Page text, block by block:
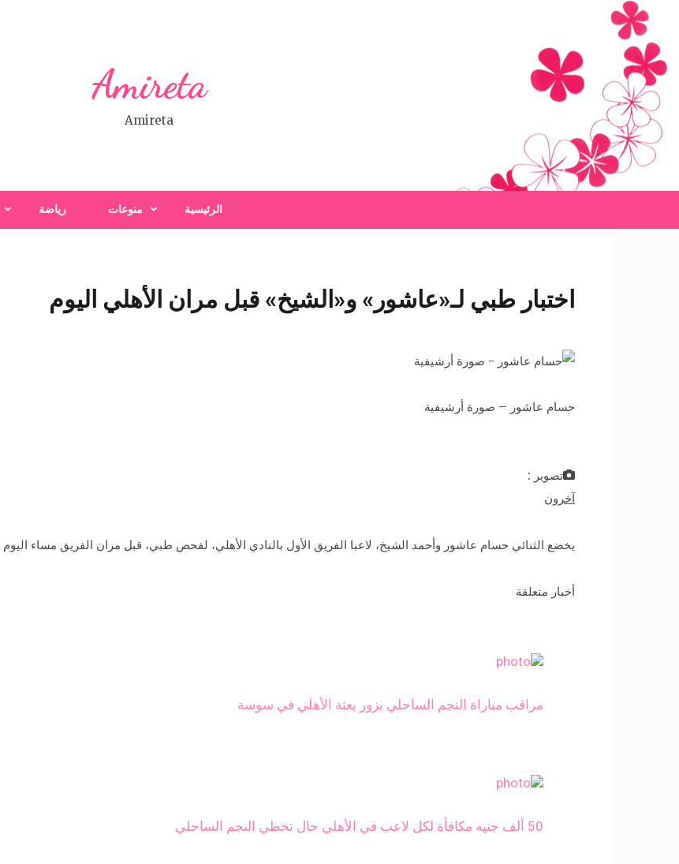
content
(Press
Enter)
Amireta
Amireta
الرئيسية منوعات رياضة
اختبار طبي لـ«عاشور» و«الشيخ» قبل مران الأهلي اليوم
حسام عاشور – صورة أرشيفية
تصوير :
آخرون
يخضع الثنائي حسام عاشور وأحمد الشيخ، لاعبا الفريق الأول بالنادي الأهلي، لفحص طبي، قبل مران الفريق مساء
أخبار متعلقة
مراقب مباراة النجم الساحلي يزور بعثة الأهلي في سوسة
50 ألف جنيه مكافأة لكل لاعب في الأهلي حال تخطي النجم الساحلي